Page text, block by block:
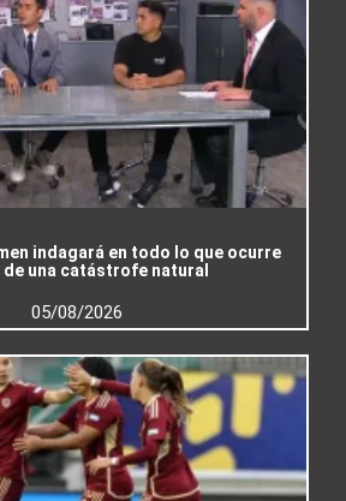
indagará en todo lo que ocurre
una catástrofe natural
05/08/2026